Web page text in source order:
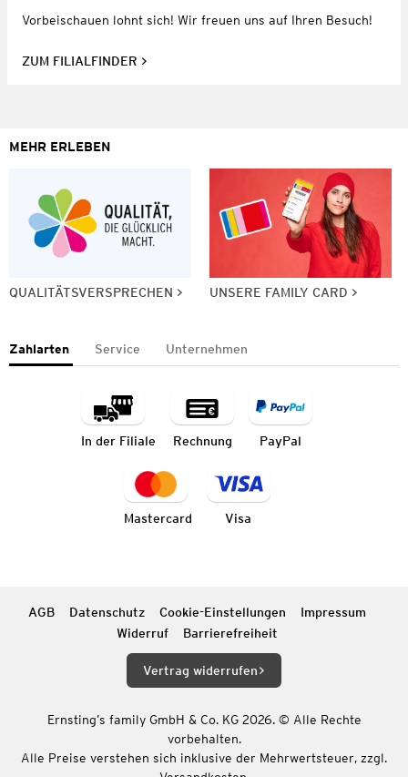
Vorbeischauen lohnt sich! Wir freuen uns auf Ihren Besuch!
ZUM FILIALFINDER
MEHR ERLEBEN
QUALITÄTSVERSPRECHEN UNSERE FAMILY CARD
Zahlarten Service Unternehmen
In der Filiale Rechnung PayPal
Mastercard Visa
AGB Datenschutz Cookie-Einstellungen
Impressum
Widerruf
Barrierefreiheit
Vertrag widerrufen
Ernsting’s family GmbH & Co. KG 2026. © Alle Rechte
vorbehalten.
Alle Preise verstehen sich inklusive der Mehrwertsteuer, zzgl.